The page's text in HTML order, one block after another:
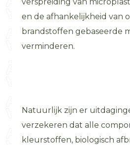
en de afhankelijkheid van
brandstoffen gebaseerde
verminderen.
Natuurlijk zijn er
verzekeren dat alle
kleurstoffen, biologisch